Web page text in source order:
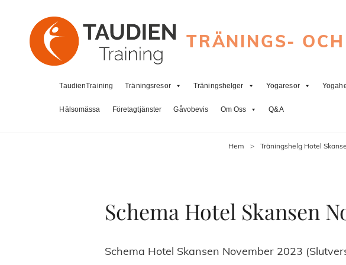
TRÄNINGS-
TaudienTraining Träningsresor Träningshelger Yogaresor
Hälsomässa Företagtjänster Gåvobevis Om Oss Q&A
Hem > Träningshelg Hotel
Schema Hotel Skansen
Schema Hotel Skansen November 2023